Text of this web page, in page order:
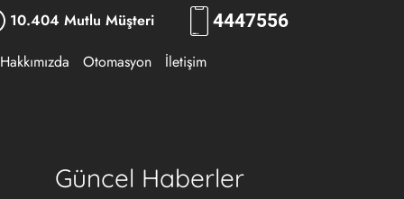
10.404 Mutlu Müşteri 444RKLM
Hakkımızda Otomasyon İletişim
Güncel Haberler